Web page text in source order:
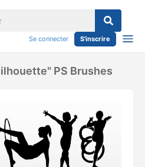
Se connecter S'inscrire
PS Brushes